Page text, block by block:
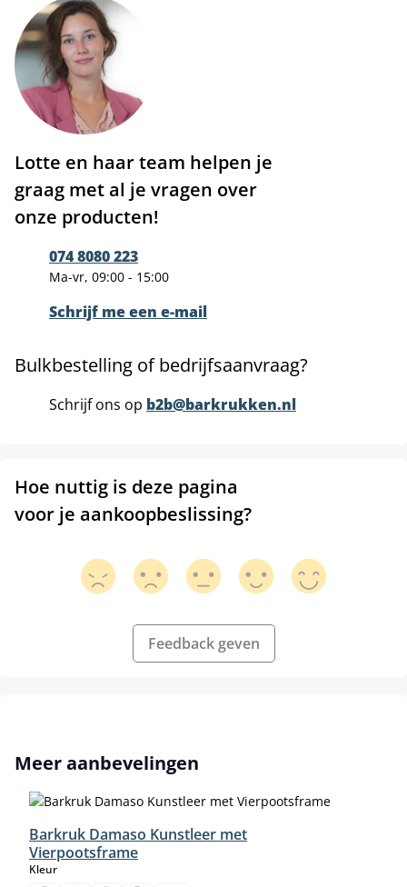
Lotte en haar team helpen je
graag met al je vragen over
onze producten!
074 8080 223
Ma-vr, 09:00 - 15:00
Schrijf me een e-mail
Bulkbestelling of bedrijfsaanvraag?
Schrijf ons op b2b@barkrukken.nl
Hoe nuttig is deze pagina
voor je aankoopbeslissing?
Feedback geven
Productgalerij overslaan
Meer aanbevelingen
Barkruk Damaso Kunstleer met
Vierpootsframe
Kleurselect